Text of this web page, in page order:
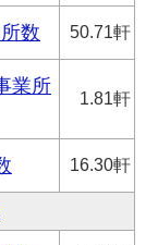
数 50.71軒
業所
1.81軒
16.30軒